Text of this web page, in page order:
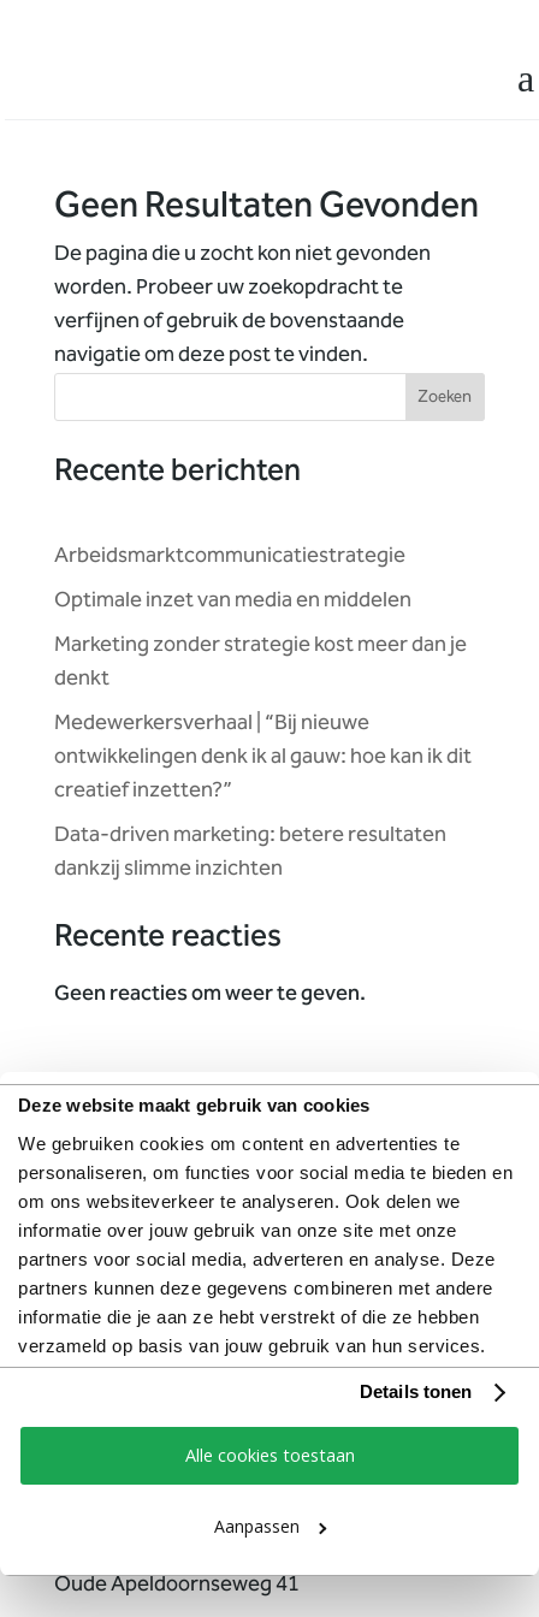
Deze website maakt gebruik van cookies
We gebruiken cookies om content en advertenties te
personaliseren, om functies voor social media te bieden en
om ons websiteverkeer te analyseren. Ook delen we
informatie over jouw gebruik van onze site met onze
partners voor social media, adverteren en analyse. Deze
partners kunnen deze gegevens combineren met andere
informatie die je aan ze hebt verstrekt of die ze hebben
verzameld op basis van jouw gebruik van hun services.
Details tonen
Alle cookies toestaan
Aanpassen
a
Geen Resultaten Gevonden
De pagina die u zocht kon niet gevonden
worden. Probeer uw zoekopdracht te
verfijnen of gebruik de bovenstaande
navigatie om deze post te vinden.
Zoeken
Recente berichten
Arbeidsmarktcommunicatiestrategie
Optimale inzet van media en middelen
Marketing zonder strategie kost meer dan je
denkt
Medewerkersverhaal | “Bij nieuwe
ontwikkelingen denk ik al gauw: hoe kan ik dit
creatief inzetten?”
Data-driven marketing: betere resultaten
dankzij slimme inzichten
Recente reacties
Geen reacties om weer te geven.
Strategie
Communicatie
Design
Oude Apeldoornseweg 41